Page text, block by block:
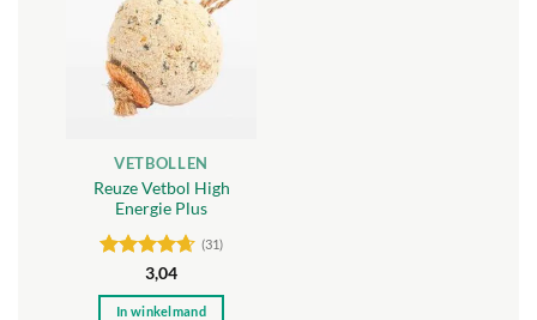
variaties.
Deze
optie
kan
op
de
productpagina
Toevoegen
aan
verlanglijst
VETBOLLEN
Reuze Vetbol High
Energie Plus
Gewaardeerd
4.65uit 5
(31)
3,04
In winkelmand